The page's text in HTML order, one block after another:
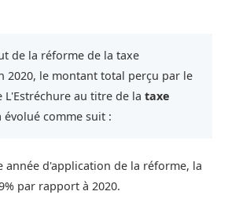
de la réforme de la taxe
2020, le montant total perçu par le
L'Estréchure au titre de la taxe
évolué comme suit :
année d'application de la réforme, la
par rapport à 2020.